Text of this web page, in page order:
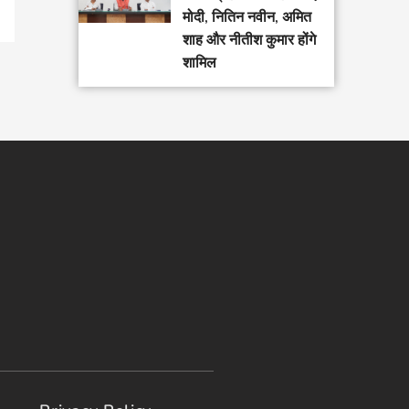
मोदी, नितिन नवीन, अमित
शाह और नीतीश कुमार होंगे
शामिल